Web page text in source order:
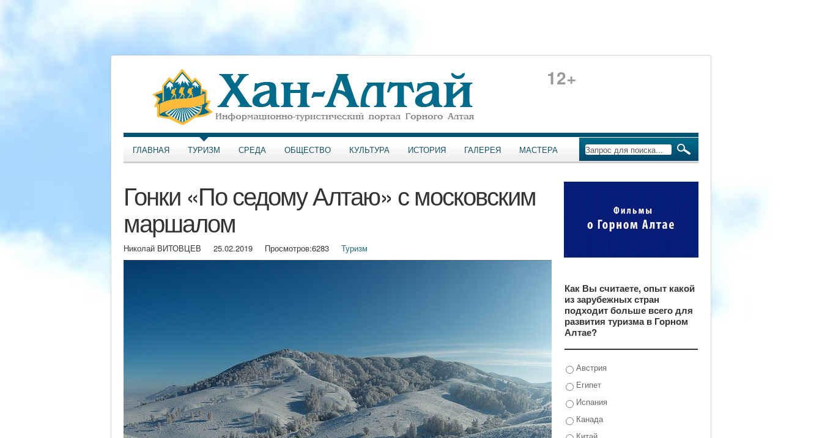
12+
ГЛАВНАЯ ТУРИЗМ СРЕДА ОБЩЕСТВО КУЛЬТУРА ИСТОРИЯ ГАЛЕРЕЯ МАСТЕРА
Гонки «По седому Алтаю» с московским
маршалом
Николай ВИТОВЦЕВ 25.02.2019 Просмотров:6283 Туризм
Как Вы считаете, опыт какой
из зарубежных стран
подходит больше всего для
развития туризма в Горном
Алтае?
Австрия
Египет
Испания
Канада